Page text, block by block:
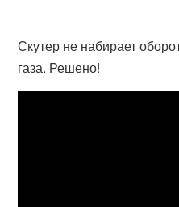
Скутер не набирает
газа. Решено!